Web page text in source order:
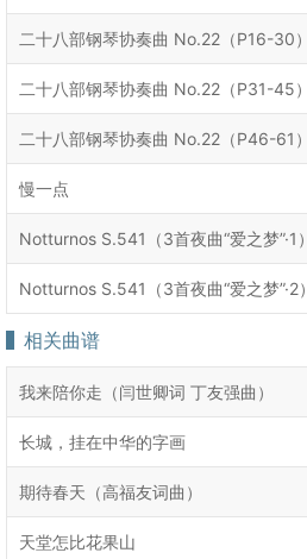
二十八部钢琴协奏曲 No.22（P16-30）
二十八部钢琴协奏曲 No.22（P31-45）
二十八部钢琴协奏曲 No.22（P46-61）
慢一点
Notturnos S.541（3首夜曲“爱之梦”·1）
Notturnos S.541（3首夜曲“爱之梦”·2）
相关曲谱
我来陪你走（闫世卿词 丁友强曲）
长城，挂在中华的字画
期待春天（高福友词曲）
天堂怎比花果山